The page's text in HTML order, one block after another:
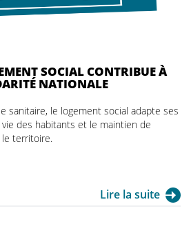
SOCIAL CONTRIBUE À
NATIONALE
sanitaire, le logement social adapte ses
des habitants et le maintien de
le territoire.
Lire la suite